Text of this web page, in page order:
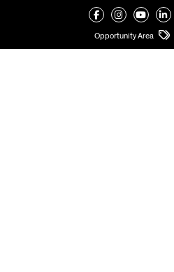
Opportunity Area
TET&RIS